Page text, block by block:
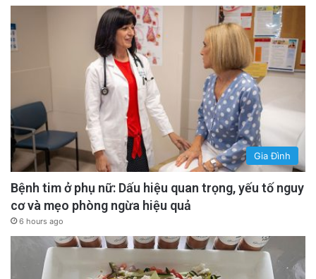
Gia Đình
Bệnh tim ở phụ nữ: Dấu hiệu quan trọng, yếu tố nguy
cơ và mẹo phòng ngừa hiệu quả
6 hours ago